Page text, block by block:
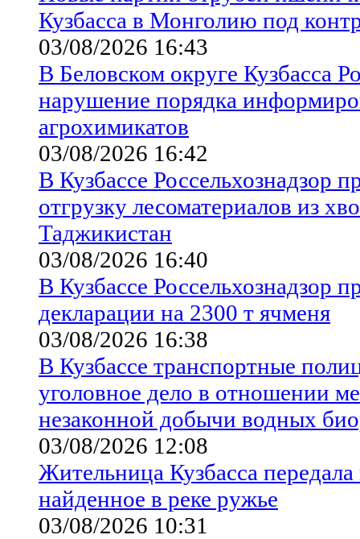
Кузбасса в Монголию под
03/08/2026 16:43
В Беловском округе Кузбасса
нарушение порядка
агрохимикатов
03/08/2026 16:42
В Кузбассе Россельхознадзор
отгрузку лесоматериалов из
Таджикистан
03/08/2026 16:40
В Кузбассе Россельхознадзор
декларации на 2300 т ячменя
03/08/2026 16:38
В Кузбассе транспортные
уголовное дело в отношении
незаконной добычи водных
03/08/2026 12:08
Жительница Кузбасса
найденное в реке ружье
03/08/2026 10:31